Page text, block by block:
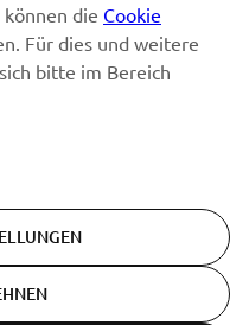
um zu erfahren, wie wir
Datenschutzerklärung
N.V. - All Rights
die Cookie
Für dies und weitere
bitte im Bereich